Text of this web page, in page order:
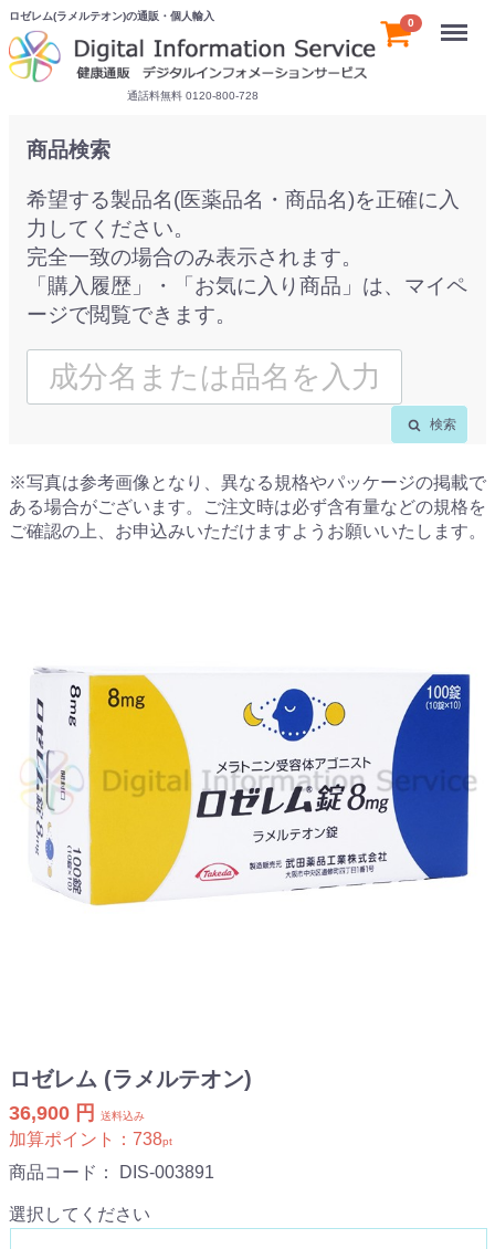
ロゼレム(ラメルテオン)の通販・個人輸入
通話料無料 0120-800-728
0 Menu
商品検索
希望する製品名(医薬品名・商品名)を正確に入
力してください。
完全一致の場合のみ表示されます。
「購入履歴」・「お気に入り商品」は、マイペ
ージで閲覧できます。
検索
※写真は参考画像となり、異なる規格やパッケージの掲載で
ある場合がございます。ご注文時は必ず含有量などの規格を
ご確認の上、お申込みいただけますようお願いいたします。
ロゼレム (ラメルテオン)
36,900 円 送料込み
加算ポイント： 738pt
商品コード： DIS-003891
選択してください